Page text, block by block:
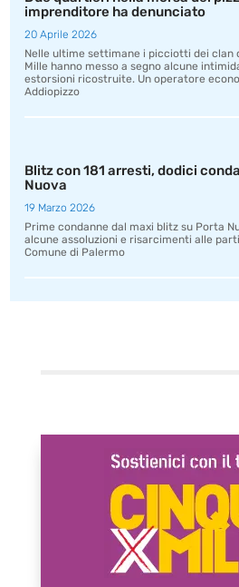
imprenditore ha denunciato
20 Aprile 2026
Nelle ultime settimane i picciotti dei clan
Mille hanno messo a segno alcune
estorsioni ricostruite. Un operatore
Addiopizzo
Blitz con 181 arresti, dodici
Nuova
19 Marzo 2026
Prime condanne dal maxi blitz su Porta
alcune assoluzioni e risarcimenti alle
Comune di Palermo